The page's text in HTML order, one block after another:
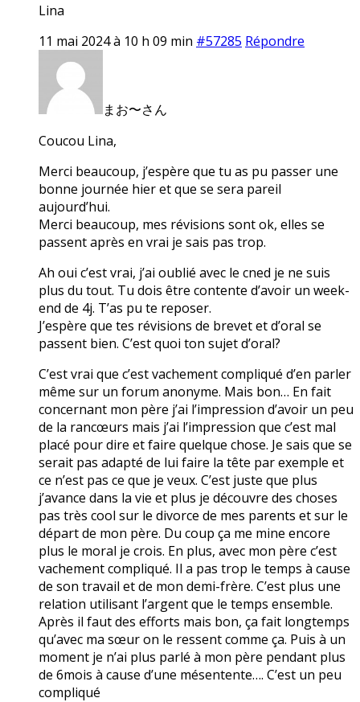
Lina
11 mai 2024 à 10 h 09 min #57285 Répondre
まお〜さん
Coucou Lina,
Merci beaucoup, j’espère que tu as pu passer une
bonne journée hier et que se sera pareil
aujourd’hui.
Merci beaucoup, mes révisions sont ok, elles se
passent après en vrai je sais pas trop.
Ah oui c’est vrai, j’ai oublié avec le cned je ne suis
plus du tout. Tu dois être contente d’avoir un week-
end de 4j. T’as pu te reposer.
J’espère que tes révisions de brevet et d’oral se
passent bien. C’est quoi ton sujet d’oral?
C’est vrai que c’est vachement compliqué d’en parler
même sur un forum anonyme. Mais bon… En fait
concernant mon père j’ai l’impression d’avoir un peu
de la rancœurs mais j’ai l’impression que c’est mal
placé pour dire et faire quelque chose. Je sais que se
serait pas adapté de lui faire la tête par exemple et
ce n’est pas ce que je veux. C’est juste que plus
j’avance dans la vie et plus je découvre des choses
pas très cool sur le divorce de mes parents et sur le
départ de mon père. Du coup ça me mine encore
plus le moral je crois. En plus, avec mon père c’est
vachement compliqué. Il a pas trop le temps à cause
de son travail et de mon demi-frère. C’est plus une
relation utilisant l’argent que le temps ensemble.
Après il faut des efforts mais bon, ça fait longtemps
qu’avec ma sœur on le ressent comme ça. Puis à un
moment je n’ai plus parlé à mon père pendant plus
de 6mois à cause d’une mésentente…. C’est un peu
compliqué